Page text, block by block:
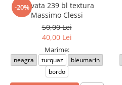
-20%
Cravata 239 bl textura
Massimo Clessi
50,00 Lei
40,00 Lei
Marime:
neagra turquaz
bleumarin
bordo